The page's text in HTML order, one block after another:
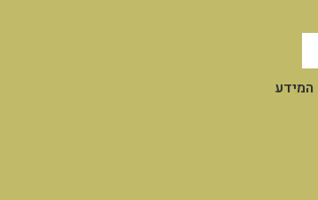
המידע
שלי באתר
לצורך